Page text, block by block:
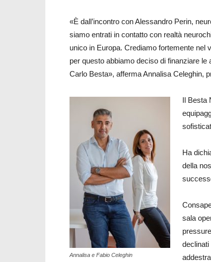
«È dall’incontro con Alessandro Perin,
siamo entrati in contatto con realtà
unico in Europa. Crediamo fortemente nel
per questo abbiamo deciso di finanziare
Carlo Besta», afferma Annalisa Celeghin,
Annalisa e Fabio Celeghin
Il Besta
Ha
della
sala